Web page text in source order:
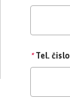
* Tel. čislo